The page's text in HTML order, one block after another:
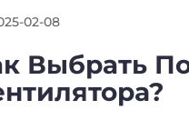
02-08
Выбрать